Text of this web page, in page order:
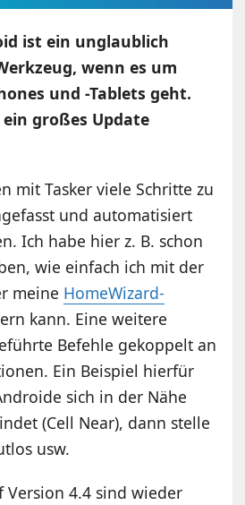
ist ein unglaublich
wenn es um
und -Tablets geht.
großes Update
mit Tasker viele Schritte zu
und automatisiert
Ich habe hier z. B. schon
wie einfach ich mit der
meine HomeWizard-
kann. Eine weitere
Befehle gekoppelt an
Ein Beispiel hierfür
sich in der Nähe
(Cell Near), dann stelle
usw.
Version 4.4 sind wieder